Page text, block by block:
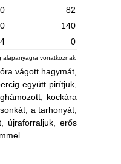
0
82
0
140
0
alapanyagra vonatkoznak
vágott hagymát,
együtt pirítjuk,
kockára
a tarhonyát,
újraforraljuk, erős